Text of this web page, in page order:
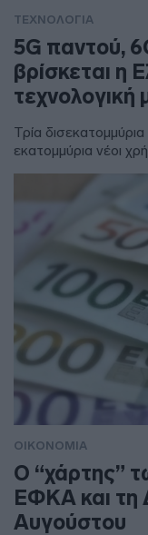
ΤΕΧΝΟΛΟΓΙΑ
5G παντού,
βρίσκεται η
τεχνολογική
Τρία
εκατομμύρια νέοι
ΟΙΚΟΝΟΜΙΑ
Ο “χάρτης”
ΕΦΚΑ και τη
Αυγούστου